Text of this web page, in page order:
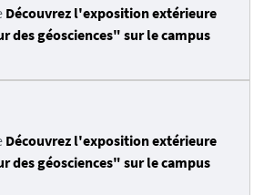
Découvrez l'exposition extérieure
des géosciences" sur le campus
Découvrez l'exposition extérieure
des géosciences" sur le campus